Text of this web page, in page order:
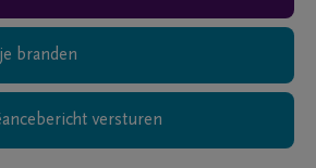
branden
versturen